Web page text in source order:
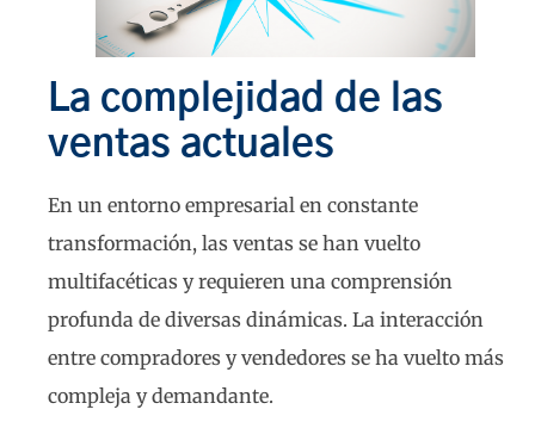
La complejidad de las
ventas actuales
En un entorno empresarial en constante
transformación, las ventas se han vuelto
multifacéticas y requieren una comprensión
profunda de diversas dinámicas. La interacción
entre compradores y vendedores se ha vuelto más
compleja y demandante.